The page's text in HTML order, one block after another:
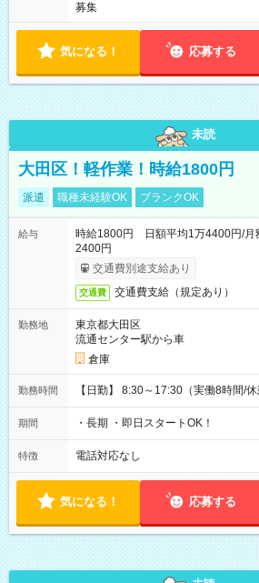
募集
気になる！ 応募する
未読
大田区！軽作業！時給1800円
派遣 職種未経験OK ブランクOK
給与
時給1800円 日額平均1万4400円/月
2400円
交通費別途支給あり
交通費 交通費支給（規定あり）
勤務地
東京都大田区
流通センター駅から車
倉庫
勤務時間 【日勤】 8:30～17:30（実働8時間/休
期間 ・長期 ・即日スタートOK！
特徴 電話対応なし
気になる！ 応募する